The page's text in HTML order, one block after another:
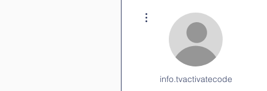
info.tvactivatecode